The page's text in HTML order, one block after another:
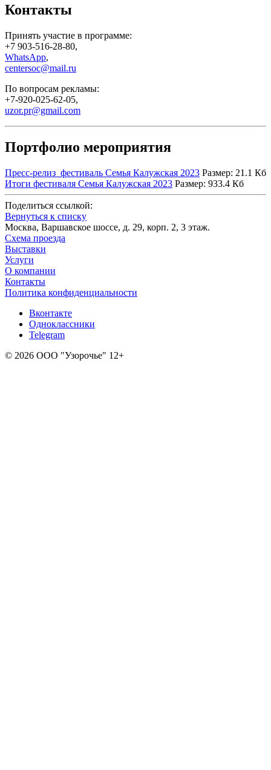
Контакты
Принять участие в программе:
+7 903-516-28-80,
WhatsApp,
centersoc@mail.ru
По вопросам рекламы:
+7-920-025-62-05,
uzor.pr@gmail.com
Портфолио мероприятия
Пресс-релиз_фестиваль Семья Калужская 2023 Размер: 21.1 Кб
Итоги фестиваля Семья Калужская 2023 Размер: 933.4 Кб
Поделиться ссылкой:
Вернуться к списку
Москва, Варшавское шоссе, д. 29, корп. 2, 3 этаж.
Схема проезда
Выставки
Услуги
О компании
Контакты
Политика конфиденциальности
Вконтакте
Одноклассники
Telegram
© 2026 ООО "Узорочье" 12+